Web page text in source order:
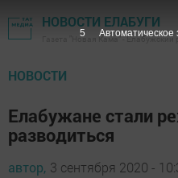
НОВОСТИ ЕЛАБУГИ
Газета "Новая Кама" - Елабужский
НОВОСТИ
Елабужане стали
разводиться
автор, 3 сентября 2020 -
4 Автоматическое